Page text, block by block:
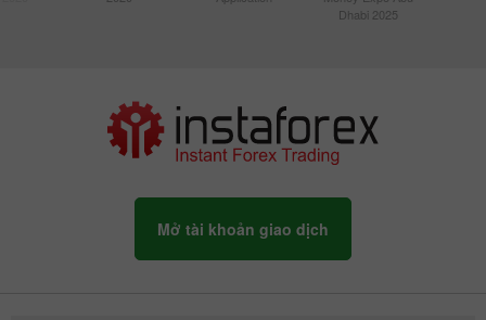
Dhabi 2025
Mở tài khoản giao dịch